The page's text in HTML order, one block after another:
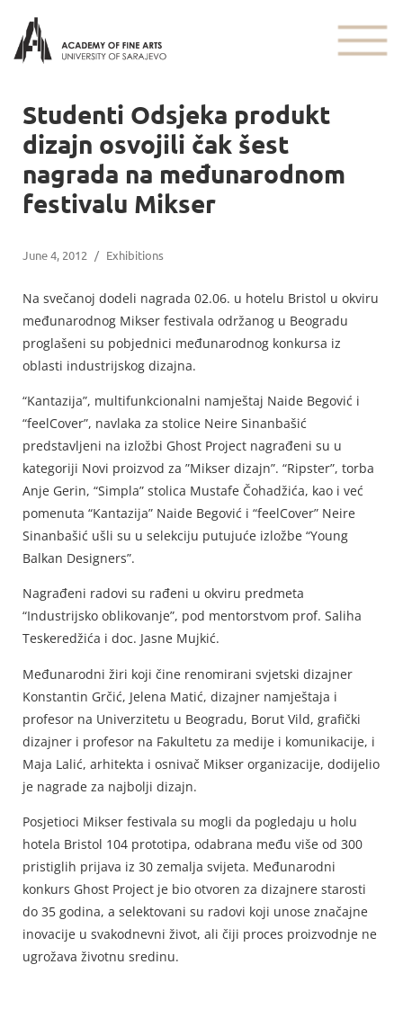
Studenti Odsjeka produkt
dizajn osvojili čak šest
nagrada na međunarodnom
festivalu Mikser
June 4, 2012 / Exhibitions
Na svečanoj dodeli nagrada 02.06. u hotelu Bristol u okviru
međunarodnog Mikser festivala održanog u Beogradu
proglašeni su pobjednici međunarodnog konkursa iz
oblasti industrijskog dizajna.
“Kantazija”, multifunkcionalni namještaj Naide Begović i
“feelCover”, navlaka za stolice Neire Sinanbašić
predstavljeni na izložbi Ghost Project nagrađeni su u
kategoriji Novi proizvod za ”Mikser dizajn”. “Ripster”, torba
Anje Gerin, “Simpla” stolica Mustafe Čohadžića, kao i već
pomenuta “Kantazija” Naide Begović i “feelCover” Neire
Sinanbašić ušli su u selekciju putujuće izložbe “Young
Balkan Designers”.
Nagrađeni radovi su rađeni u okviru predmeta
“Industrijsko oblikovanje”, pod mentorstvom prof. Saliha
Teskeredžića i doc. Jasne Mujkić.
Međunarodni žiri koji čine renomirani svjetski dizajner
Konstantin Grčić, Jelena Matić, dizajner namještaja i
profesor na Univerzitetu u Beogradu, Borut Vild, grafički
dizajner i profesor na Fakultetu za medije i komunikacije, i
Maja Lalić, arhitekta i osnivač Mikser organizacije, dodijelio
je nagrade za najbolji dizajn.
Posjetioci Mikser festivala su mogli da pogledaju u holu
hotela Bristol 104 prototipa, odabrana među više od 300
pristiglih prijava iz 30 zemalja svijeta. Međunarodni
konkurs Ghost Project je bio otvoren za dizajnere starosti
do 35 godina, a selektovani su radovi koji unose značajne
inovacije u svakodnevni život, ali čiji proces proizvodnje ne
ugrožava životnu sredinu.